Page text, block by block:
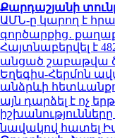
Քարդաշյանի
ԱՄՆ-ը կարող է
գործարքից․
Հայտնաբերվել է
անցած շաբաթվա
Եղեգիս-Հերմոն
անձրևի
այն դարձել է ոչ
նավակով հատել